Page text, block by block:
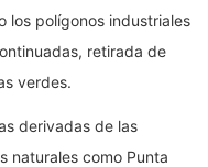
los polígonos industriales
retirada de
verdes.
derivadas de las
naturales como Punta